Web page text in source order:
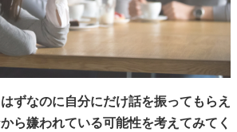
ずなのに自分にだけ話を振ってもらえ
ら嫌われている可能性を考えてみてく